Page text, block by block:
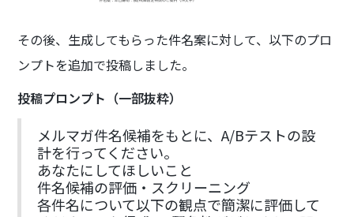
その後、生成してもらった件名案に対して、以下のプロ
ンプトを追加で投稿しました。
投稿プロンプト（一部抜粋）
メルマガ件名候補をもとに、A/Bテストの設
計を行ってください。
あなたにしてほしいこと
件名候補の評価・スクリーニング
各件名について以下の観点で簡潔に評価して